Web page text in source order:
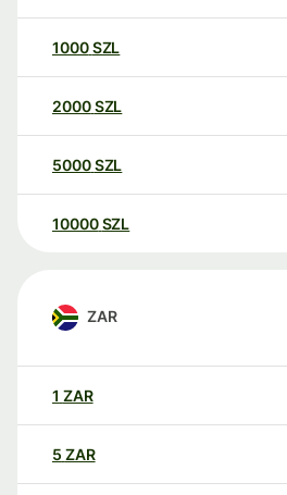
1000SZL
2000SZL
5000SZL
10000 SZL
ZAR
1 ZAR
5 ZAR